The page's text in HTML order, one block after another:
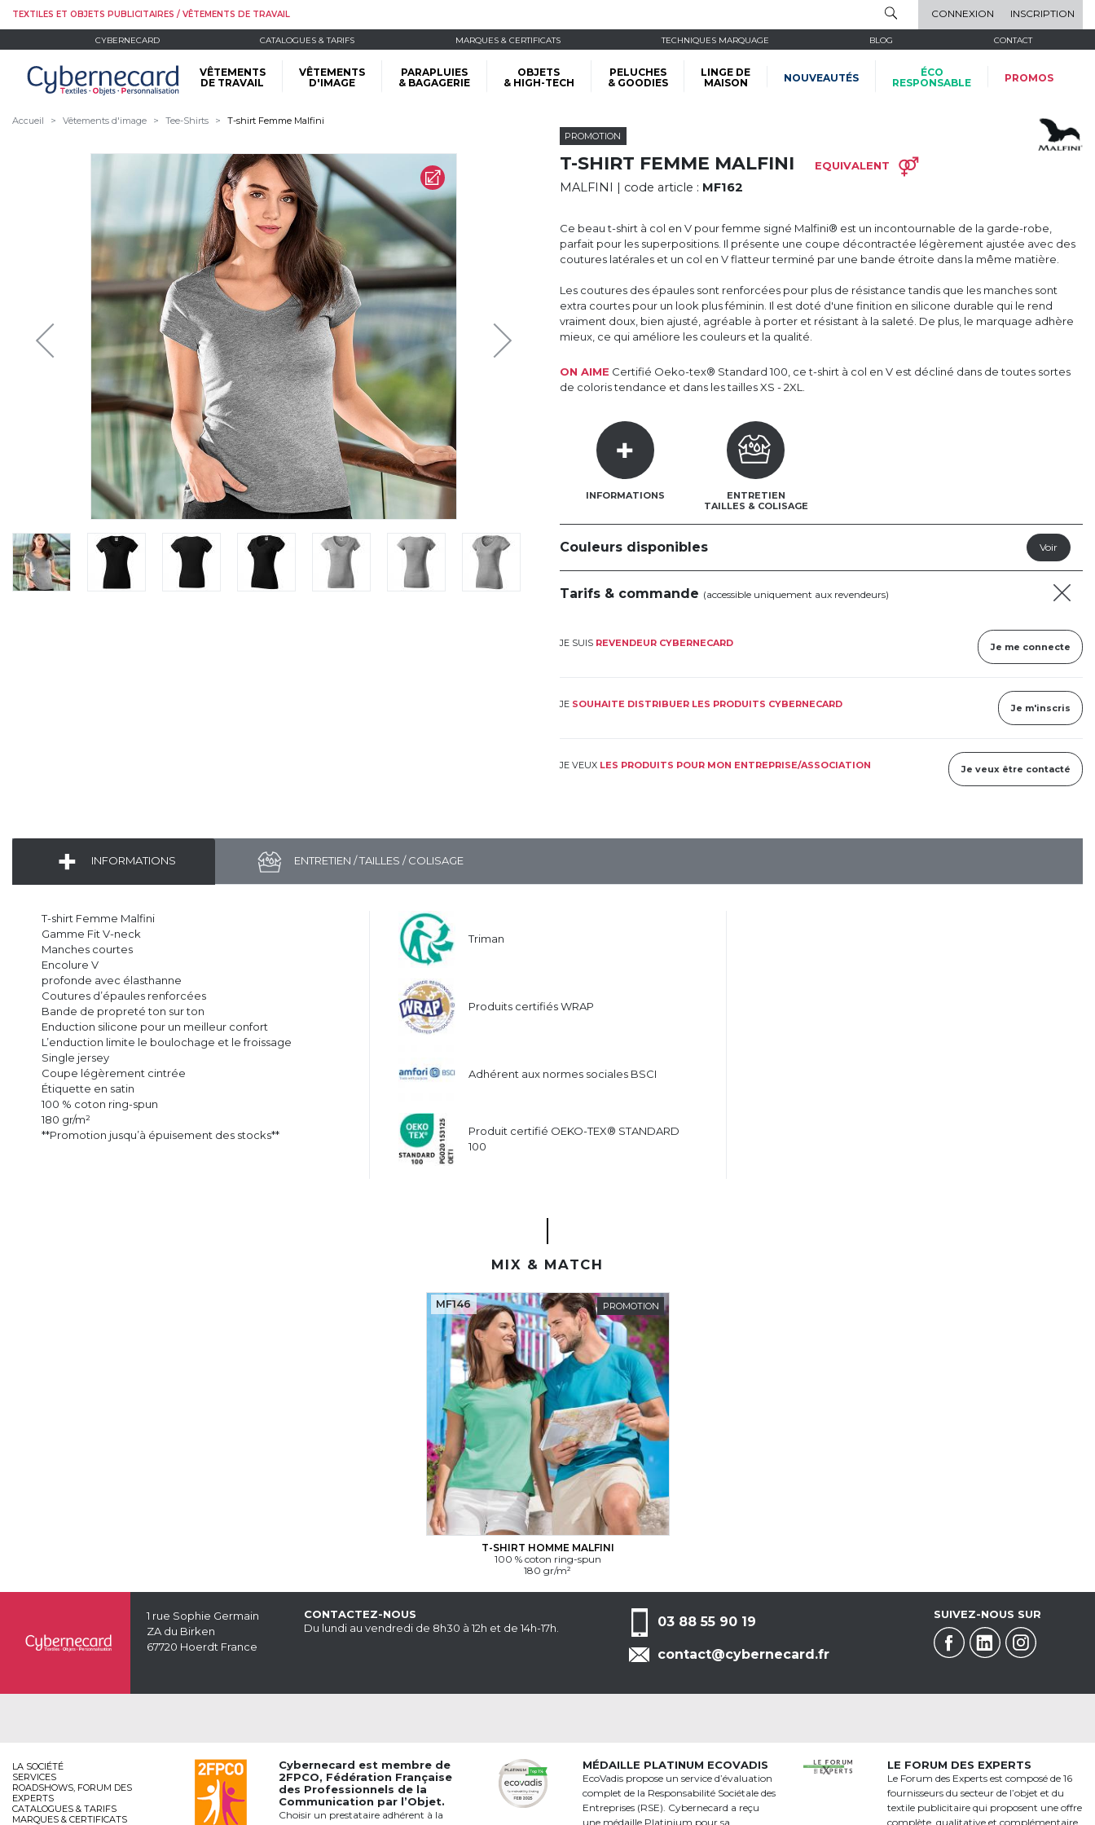
TEXTILES ET OBJETS PUBLICITAIRES / VÊTEMENTS DE TRAVAIL CONNEXION INSCRIPTION
CYBERNECARD CATALOGUES & TARIFS MARQUES & CERTIFICATS TECHNIQUES MARQUAGE BLOG CONTACT
VÊTEMENTS
DE TRAVAIL
VÊTEMENTS
D'IMAGE
PARAPLUIES
& BAGAGERIE
OBJETS
& HIGH-TECH
PELUCHES
& GOODIES
LINGE DE
MAISON
NOUVEAUTÉS
ÉCO
RESPONSABLE
PROMOS
Accueil Vêtements d'image Tee-Shirts
T-shirt Femme Malfini
PROMOTION
T-SHIRT FEMME MALFINI EQUIVALENT
MALFINI | code article : MF162
Ce beau t-shirt à col en V pour femme signé Malfini® est un incontournable de la garde-robe,
parfait pour les superpositions. Il présente une coupe décontractée légèrement ajustée avec des
coutures latérales et un col en V flatteur terminé par une bande étroite dans la même matière.
Les coutures des épaules sont renforcées pour plus de résistance tandis que les manches sont
extra courtes pour un look plus féminin. Il est doté d'une finition en silicone durable qui le rend
vraiment doux, bien ajusté, agréable à porter et résistant à la saleté. De plus, le marquage adhère
mieux, ce qui améliore les couleurs et la qualité.
ON AIME Certifié Oeko-tex® Standard 100, ce t-shirt à col en V est décliné dans de toutes sortes
de coloris tendance et dans les tailles XS - 2XL.
INFORMATIONS
ENTRETIEN
TAILLES & COLISAGE
Couleurs disponibles
Tarifs & commande (accessible uniquement aux revendeurs)
JE SUIS REVENDEUR CYBERNECARD Je me connecte
JE SOUHAITE DISTRIBUER LES PRODUITS CYBERNECARD Je m'inscris
JE VEUX LES PRODUITS POUR MON ENTREPRISE/ASSOCIATION Je veux être contacté
INFORMATIONS ENTRETIEN / TAILLES / COLISAGE
T-shirt Femme Malfini
Gamme Fit V-neck
Manches courtes
Encolure V
profonde avec élasthanne
Coutures d’épaules renforcées
Bande de propreté ton sur ton
Enduction silicone pour un meilleur confort
L’enduction limite le boulochage et le froissage
Single jersey
Coupe légèrement cintrée
Étiquette en satin
100 % coton ring-spun
180 gr/m²
**Promotion jusqu’à épuisement des stocks**
Triman
Produits certifiés WRAP
Adhérent aux normes sociales BSCI
Produit certifié OEKO-TEX® STANDARD
100
MIX & MATCH
PROMOTION
T-SHIRT HOMME MALFINI
100 % coton ring-spun
180 gr/m²
MF146
1 rue Sophie Germain
ZA du Birken
67720 Hoerdt France
CONTACTEZ-NOUS
Du lundi au vendredi de 8h30 à 12h et de 14h-17h.
03 88 55 90 19
contact@cybernecard.fr
SUIVEZ-NOUS SUR
LA SOCIÉTÉ
SERVICES
ROADSHOWS, FORUM DES
EXPERTS
CATALOGUES & TARIFS
MARQUES & CERTIFICATS
Cybernecard est membre de
2FPCO, Fédération Française
des Professionnels de la
Communication par l’Objet.
Choisir un prestataire adhérent à la
MÉDAILLE PLATINUM ECOVADIS
EcoVadis propose un service d’évaluation
complet de la Responsabilité Sociétale des
Entreprises (RSE). Cybernecard a reçu
une médaille Platinium pour sa
LE FORUM DES EXPERTS
Le Forum des Experts est composé de 16
fournisseurs du secteur de l’objet et du
textile publicitaire qui proposent une offre
complète, qualitative et complémentaire